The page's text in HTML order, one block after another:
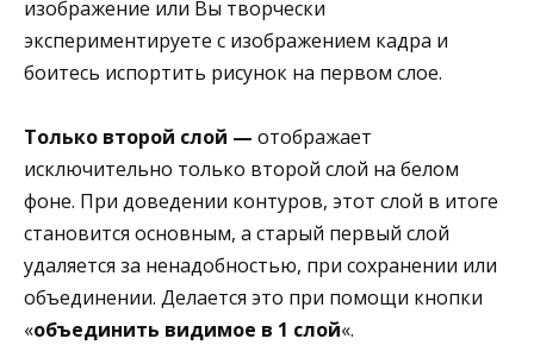
изображение или Вы творчески
экспериментируете с изображением кадра и
боитесь испортить рисунок на первом слое.
Только второй слой — отображает
исключительно только второй слой на белом
фоне. При доведении контуров, этот слой в итоге
становится основным, а старый первый слой
удаляется за ненадобностью, при сохранении или
объединении. Делается это при помощи кнопки
«объединить видимое в 1 слой«.